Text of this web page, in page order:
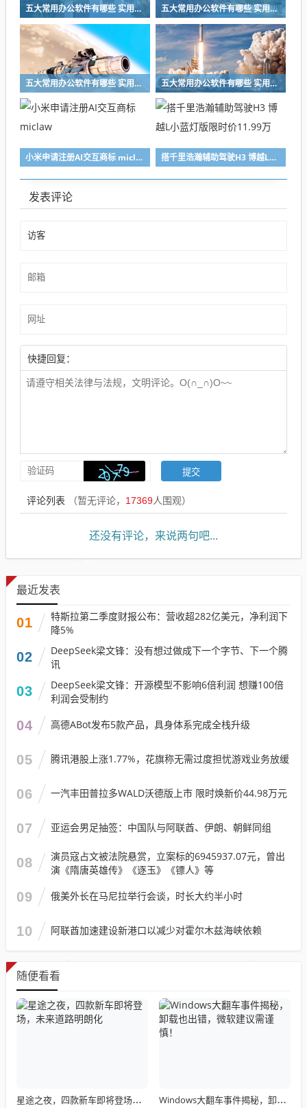
五大常用办公软件有哪些 实用的办公软件推荐 五大常用办公软件有哪些 实用的办公软件推荐
五大常用办公软件有哪些 实用的办公软件推荐 五大常用办公软件有哪些 实用的办公软件推荐
小米申请注册AI交互商标 miclaw 搭千里浩瀚辅助驾驶H3 博越L小蓝灯版限时价11.99万
发表评论
快捷回复：
评论列表 （暂无评论， 17369人围观）
还没有评论，来说两句吧...
最近发表
01
特斯拉第二季度财报公布：营收超282亿美元，净利润下
降5%
02
DeepSeek梁文锋：没有想过做成下一个字节、下一个腾
讯
03
DeepSeek梁文锋：开源模型不影响6倍利润 想赚100倍
利润会受制约
04 高德ABot发布5款产品，具身体系完成全栈升级
05 腾讯港股上涨1.77%，花旗称无需过度担忧游戏业务放缓
06 一汽丰田普拉多WALD沃德版上市 限时焕新价44.98万元
07 亚运会男足抽签：中国队与阿联酋、伊朗、朝鲜同组
08
演员寇占文被法院悬赏，立案标的6945937.07元，曾出
演《隋唐英雄传》《逐玉》《镖人》等
09 俄美外长在马尼拉举行会谈，时长大约半小时
10 阿联酋加速建设新港口以减少对霍尔木兹海峡依赖
随便看看
星途之夜，四款新车即将登场，未来道路明朗化 Windows大翻车事件揭秘，卸载也出错，微软建议需谨慎！